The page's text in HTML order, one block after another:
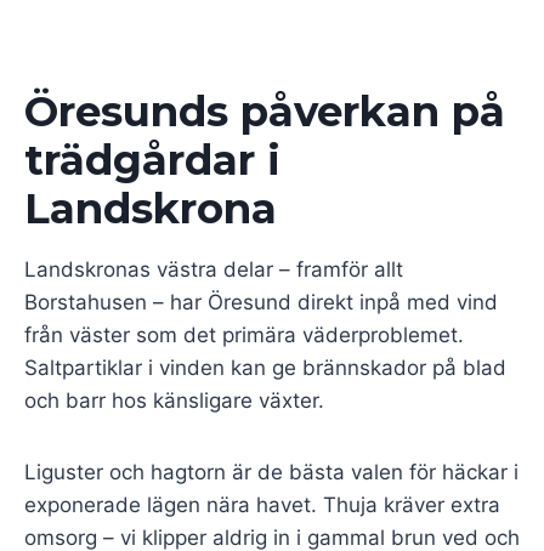
Öresunds påverkan på
trädgårdar i
Landskrona
Landskronas västra delar – framför allt
Borstahusen – har Öresund direkt inpå med vind
från väster som det primära väderproblemet.
Saltpartiklar i vinden kan ge brännskador på blad
och barr hos känsligare växter.
Liguster och hagtorn är de bästa valen för häckar i
exponerade lägen nära havet. Thuja kräver extra
omsorg – vi klipper aldrig in i gammal brun ved och